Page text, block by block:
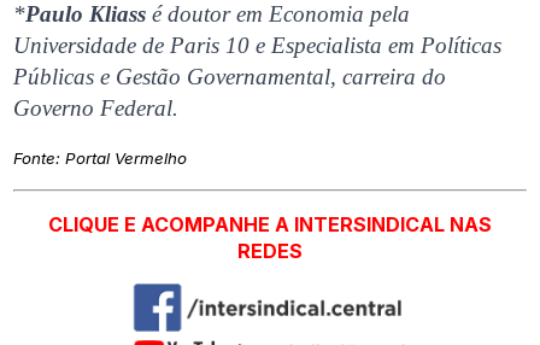
*Paulo Kliass é doutor em Economia pela
Universidade de Paris 10 e Especialista em Políticas
Públicas e Gestão Governamental, carreira do
Governo Federal.
Fonte:Portal Vermelho
CLIQUE E ACOMPANHE A INTERSINDICAL NAS
REDES